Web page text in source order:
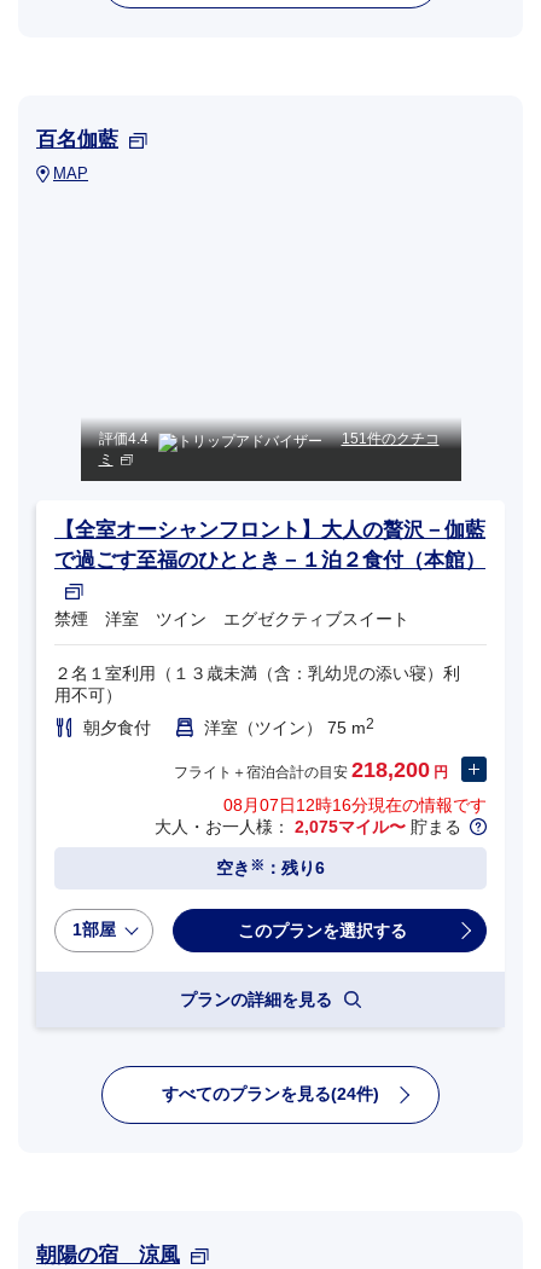
百名伽藍
MAP
評価4.4
151件のクチコ
ミ
【全室オーシャンフロント】大人の贅沢－伽藍
で過ごす至福のひととき－１泊２食付（本館）
禁煙 洋室 ツイン エグゼクティブスイート
２名１室利用（１３歳未満（含：乳幼児の添い寝）利
用不可）
朝夕食付
洋室（ツイン） 75 m2
フライト＋宿泊合計の目安 218,200 円
08月07日12時16分現在の情報です
大人・お一人様： 2,075マイル〜 貯まる
空き ※ ：残り6
1部屋
プランの詳細を見る
すべてのプランを見る(24件)
朝陽の宿 涼風